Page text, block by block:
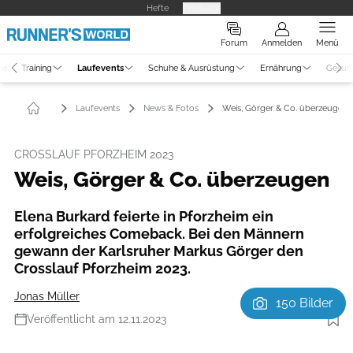
Hefte
Forum Anmelden Menü
Training Laufevents Schuhe & Ausrüstung Ernährung
Laufevents News & Fotos Weis, Görger & Co. überzeugen
CROSSLAUF PFORZHEIM 2023
Weis, Görger & Co. überzeugen
Elena Burkard feierte in Pforzheim ein
erfolgreiches Comeback. Bei den Männern
gewann der Karlsruher Markus Görger den
Crosslauf Pforzheim 2023.
Jonas Müller
Veröffentlicht am 12.11.2023
Foto: Michael Ripberger
150 Bilder